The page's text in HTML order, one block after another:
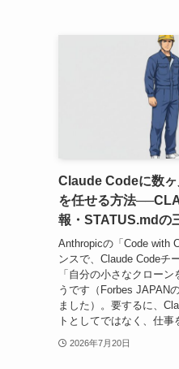
Claude Codeに数
を任せる方法
報・STATUS.mdの
Anthropicの「Code with
ンスで、Claude Codeチ
「自分の小さなクロー
うです（Forbes JAPAN
ました）。要するに、
トとしてではなく、仕事
2026年7月20日